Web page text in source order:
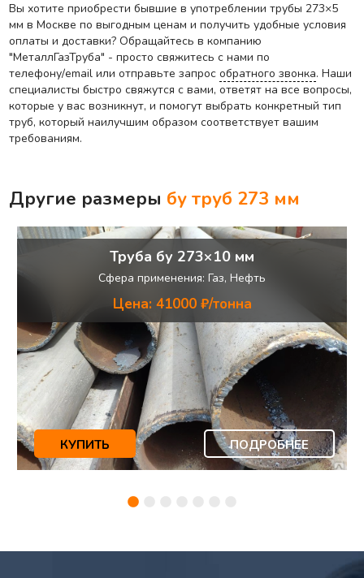
Вы хотите приобрести бывшие в употреблении трубы 273×5
мм в Москве по выгодным ценам и получить удобные условия
оплаты и доставки? Обращайтесь в компанию
"МеталлГазТруба" - просто свяжитесь с нами по
телефону/email или отправьте запрособратного звонка. Наши
специалисты быстро свяжутся с вами, ответят на все вопросы,
которые у вас возникнут, и помогут выбрать конкретный тип
труб, который наилучшим образом соответствует вашим
требованиям.
Другие размеры бу труб 273 мм
Труба бу 273×10 мм
Сфера применения: Газ, Нефть
Цена: 41000 ₽/тонна
КУПИТЬ ПОДРОБНЕЕ